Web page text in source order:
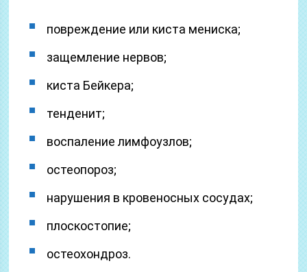
повреждение или киста мениска;
защемление нервов;
киста Бейкера;
тенденит;
воспаление лимфоузлов;
остеопороз;
нарушения в кровеносных сосудах;
плоскостопие;
остеохондроз.